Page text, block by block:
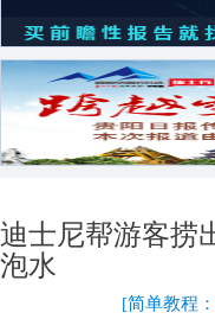
迪士尼帮游客捞
泡水
[简单教程